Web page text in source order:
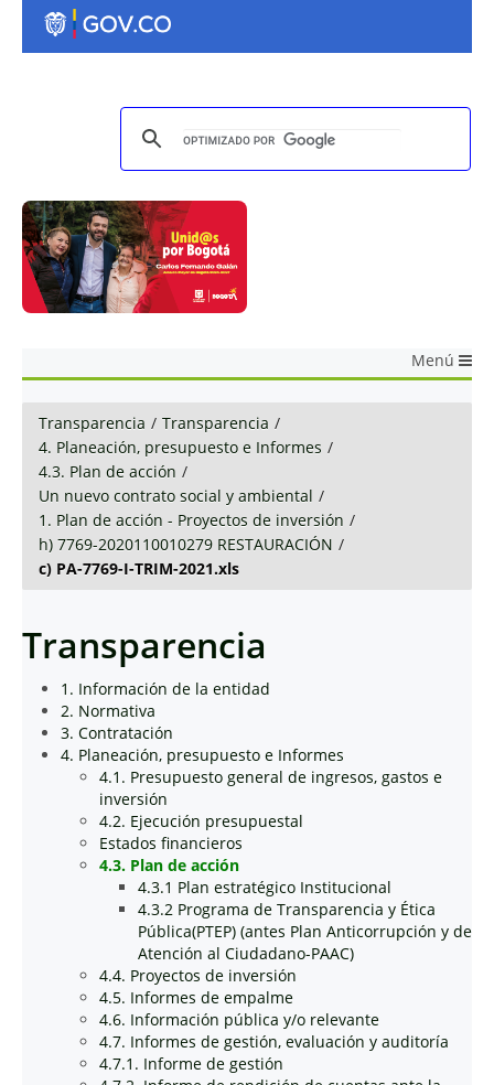
Menú
Transparencia / Transparencia /
4. Planeación, presupuesto e Informes /
4.3. Plan de acción /
Un nuevo contrato social y ambiental /
1. Plan de acción - Proyectos de inversión /
h) 7769-2020110010279 RESTAURACIÓN /
c) PA-7769-I-TRIM-2021.xls
Transparencia
1. Información de la entidad
2. Normativa
3. Contratación
4. Planeación, presupuesto e Informes
4.1. Presupuesto general de ingresos, gastos e
inversión
4.2. Ejecución presupuestal
Estados financieros
4.3. Plan de acción
4.3.1 Plan estratégico Institucional
4.3.2 Programa de Transparencia y Ética
Pública(PTEP) (antes Plan Anticorrupción y de
Atención al Ciudadano-PAAC)
4.4. Proyectos de inversión
4.5. Informes de empalme
4.6. Información pública y/o relevante
4.7. Informes de gestión, evaluación y auditoría
4.7.1. Informe de gestión